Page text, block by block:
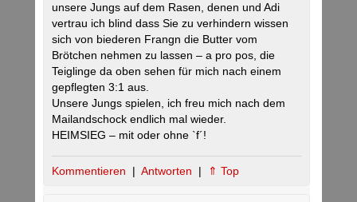
unsere Jungs auf dem Rasen, denen und Adi
vertrau ich blind dass Sie zu verhindern wissen
sich von biederen Frangn die Butter vom
Brötchen nehmen zu lassen – a pro pos, die
Teiglinge da oben sehen für mich nach einem
gepflegten 3:1 aus.
Unsere Jungs spielen, ich freu mich nach dem
Mailandschock endlich mal wieder.
HEIMSIEG – mit oder ohne `f´!
Kommentieren | Antworten | ⇑ Top